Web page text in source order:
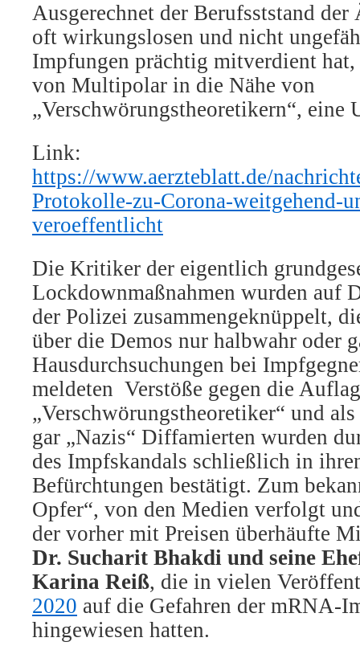
Ausgerechnet der Berufsststand
oft wirkungslosen und nicht
Impfungen prächtig mitverdient
von Multipolar in die Nähe von
„Verschwörungstheoretikern“, eine
Link:
https://www.aerzteblatt.de/
Protokolle-zu-Corona-weitgehend-
veroeffentlicht
Die Kritiker der eigentlich
Lockdownmaßnahmen wurden auf
der Polizei zusammengeknüppelt,
über die Demos nur halbwahr oder
Hausdurchsuchungen bei
meldeten Verstöße gegen die
„Verschwörungstheoretiker“ und
gar „Nazis“ Diffamierten wurden
des Impfskandals schließlich in
Befürchtungen bestätigt. Zum
Opfer“, von den Medien verfolgt
der vorher mit Preisen überhäufte
Dr. Sucharit Bhakdi und seine
Karina Reiß, die in vielen
2020 auf die Gefahren der mRNA-
hingewiesen hatten.